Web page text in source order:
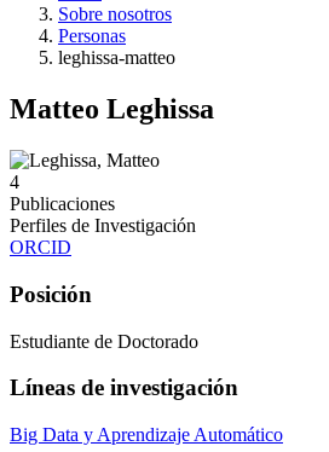
Sobre nosotros
Personas
leghissa-matteo
Matteo Leghissa
4
Publicaciones
Perfiles de Investigación
ORCID
Posición
Estudiante de Doctorado
Líneas de investigación
Big Data y Aprendizaje Automático